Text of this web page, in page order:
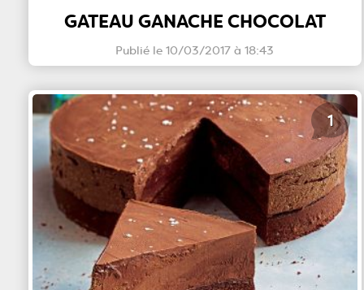
GATEAU GANACHE CHOCOLAT
Publié le 10/03/2017 à 18:43
1